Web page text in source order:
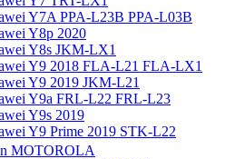
Y7A PPA-L23B PPA-L03B
Y8p 2020
Y8s JKM-LX1
Y9 2018 FLA-L21 FLA-LX1
Y9 2019 JKM-L21
Y9a FRL-L22 FRL-L23
Y9s 2019
Y9 Prime 2019 STK-L22
MOTOROLA